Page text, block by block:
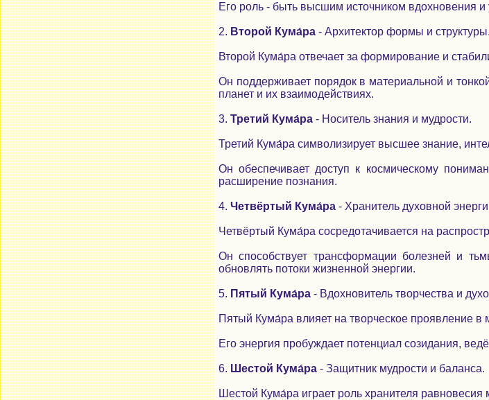
Его роль - быть высшим источником вдохновения
2. Второй Кума́ра - Архитектор формы и структуры.
Второй Кума́ра отвечает за формирование и
Он поддерживает порядок в материальной и
планет и их взаимодействиях.
3. Третий Кума́ра - Носитель знания и мудрости.
Третий Кума́ра символизирует высшее знание,
Он обеспечивает доступ к космическому
расширение познания.
4. Четвёртый Кума́ра - Хранитель духовной
Четвёртый Кума́ра сосредотачивается на
Он способствует трансформации болезней и
обновлять потоки жизненной энергии.
5. Пятый Кума́ра - Вдохновитель творчества и
Пятый Кума́ра влияет на творческое проявление в
Его энергия пробуждает потенциал созидания,
6. Шестой Кума́ра - Защитник мудрости и баланса.
Шестой Кума́ра играет роль хранителя